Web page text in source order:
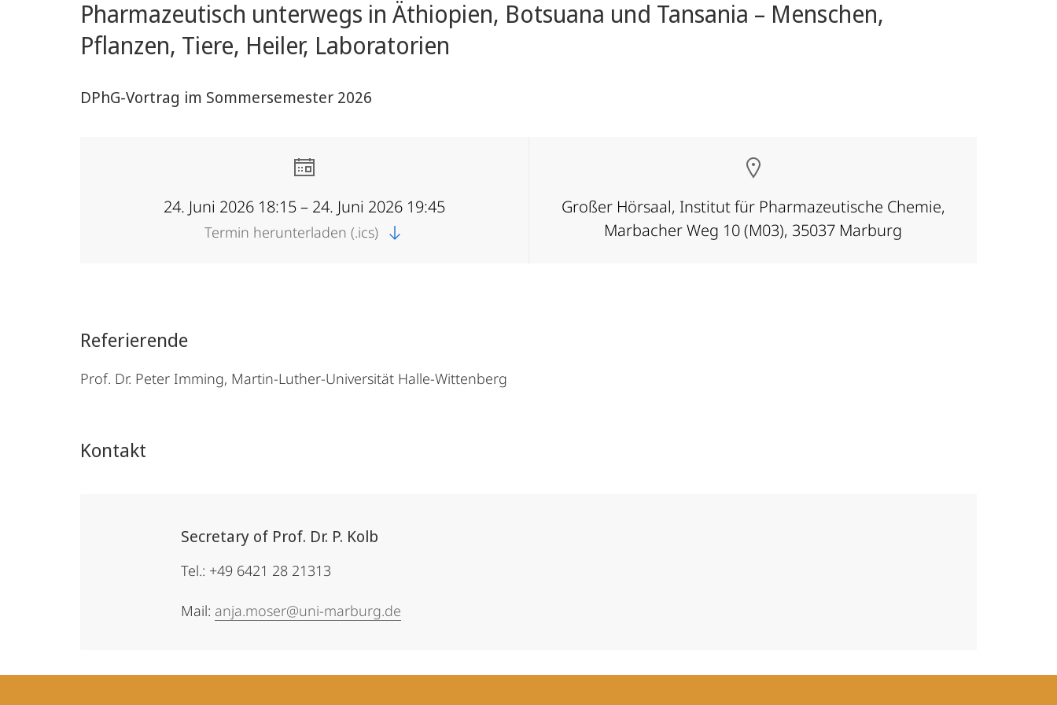
der
Pharmazie
und
Pharmazeutisch unterwegs in Äthiopien, Botsuana und Tansania – Menschen,
Pflanzen, Tiere, Heiler, Laboratorien
DPhG-Vortrag im Sommersemester 2026
24. Juni 2026 18:15 – 24. Juni 2026 19:45
Termin herunterladen (.ics)
Großer Hörsaal, Institut für Pharmazeutische Chemie,
Marbacher Weg 10 (M03), 35037 Marburg
Referierende
Prof. Dr. Peter Imming, Martin-Luther-Universität Halle-Wittenberg
Kontakt
Secretary of Prof. Dr. P. Kolb
Tel.: +49 6421 28 21313
Mail: anja.moser@uni-marburg.de